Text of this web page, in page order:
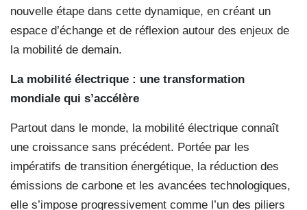
nouvelle étape dans cette dynamique, en créant un
espace d’échange et de réflexion autour des enjeux de
la mobilité de demain.
La mobilité électrique : une transformation
mondiale qui s’accélère
Partout dans le monde, la mobilité électrique connaît
une croissance sans précédent. Portée par les
impératifs de transition énergétique, la réduction des
émissions de carbone et les avancées technologiques,
elle s’impose progressivement comme l’un des piliers